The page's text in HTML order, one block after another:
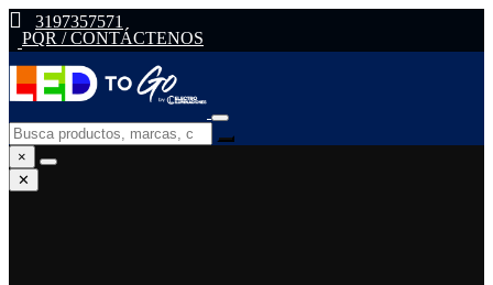
3197357571
PQR / CONTÁCTENOS
×
✕